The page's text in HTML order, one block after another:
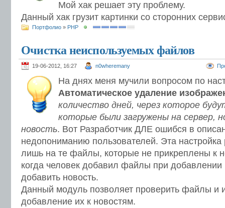
Мой хак решает эту проблему.
Данный хак грузит картинки со сторонних
Портфолио » PHP
Очистка неиспользуемых файлов
19-06-2012, 16:27 n0wheremany
На днях меня мучили вопросом по
Автоматическое удаление
количество дней, через которое
которые были загружены на сервер,
новость. Вот Разработчик ДЛЕ ошибся в
недопониманию пользователей. Эта настройка
лишь на те файлы, которые не прикреплены к
когда человек добавил файлы при добавлении
добавить новость.
Данный модуль позволяет проверить файлы и
добавление их к новостям.